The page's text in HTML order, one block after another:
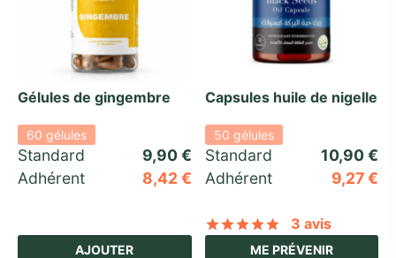
Gélules de gingembre
60 gélules
Standard 9,90€
Adhérent
8,42€
AJOUTER
Capsules huile de nigelle
50 gélules
Standard 10,90€
Adhérent
9,27€
Notésur 5
3 avis
ME PRÉVENIR